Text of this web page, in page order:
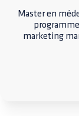
Master en
marketing